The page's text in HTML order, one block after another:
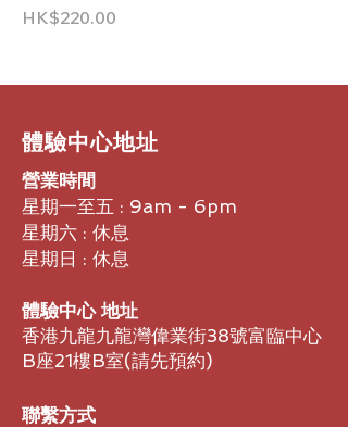
價格
HK$220.00
​體驗中心地址
營業時間
星期一至五 : 9am - 6pm
星期六 : 休息
星期日 : 休息
體驗中心 地址
香港九龍九龍灣偉業街38號富臨中心
B座21樓B室​(請先預約)
聯繫方式